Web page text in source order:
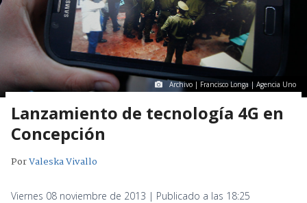
Archivo | Francisco Longa | Agencia Uno
Lanzamiento de tecnología 4G en
Concepción
PorValeska Vivallo
Viernes 08 noviembre de 2013 | Publicado a las 18:25